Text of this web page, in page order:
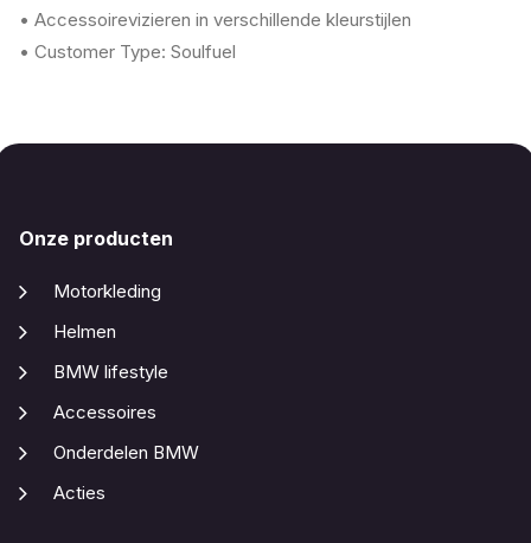
• Accessoirevizieren in verschillende kleurstijlen
• Customer Type: Soulfuel
Onze producten
Motorkleding
Helmen
BMW lifestyle
Accessoires
Onderdelen BMW
Acties